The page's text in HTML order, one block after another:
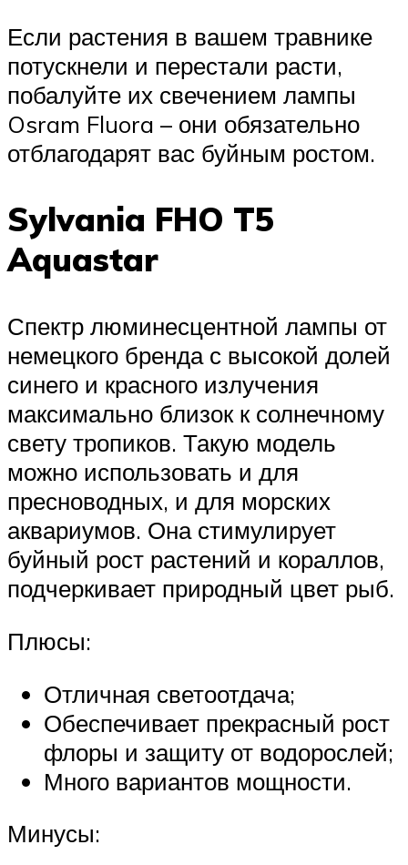
Если растения в вашем травнике
потускнели и перестали расти,
побалуйте их свечением лампы
Osram Fluora – они обязательно
отблагодарят вас буйным ростом.
Sylvania FHO T5
Aquastar
Спектр люминесцентной лампы от
немецкого бренда с высокой долей
синего и красного излучения
максимально близок к солнечному
свету тропиков. Такую модель
можно использовать и для
пресноводных, и для морских
аквариумов. Она стимулирует
буйный рост растений и кораллов,
подчеркивает природный цвет рыб.
Плюсы:
Отличная светоотдача;
Обеспечивает прекрасный рост
флоры и защиту от водорослей;
Много вариантов мощности.
Минусы: